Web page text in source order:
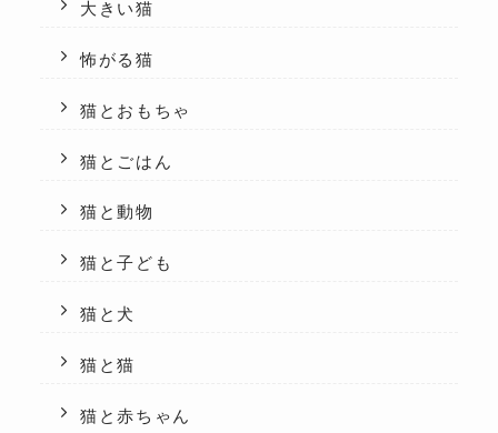
大きい猫
怖がる猫
猫とおもちゃ
猫とごはん
猫と動物
猫と子ども
猫と犬
猫と猫
猫と赤ちゃん